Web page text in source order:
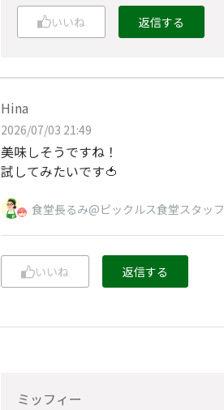
いいね 返信する
Hina
2026/07/03 21:49
美味しそうですね！
試してみたいです🍅
食堂長るみ@ピックルス食堂スタッフ
いいね 返信する
ミッフィー